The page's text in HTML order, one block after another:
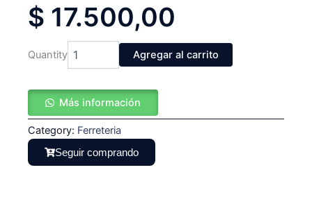
$ 17.500,00
Quantity
cutter/trincheta
con
automatica
18mm
cantidad
Agregar al carrito
Más información
Category: Ferreteria
Seguir comprando